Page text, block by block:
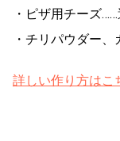
・ピザ用チーズ
・チリパウダー
詳しい作り方はこ